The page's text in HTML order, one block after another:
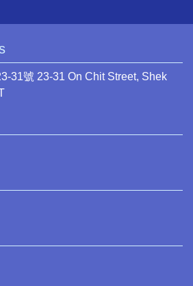
31號 23-31 On Chit Street, Shek